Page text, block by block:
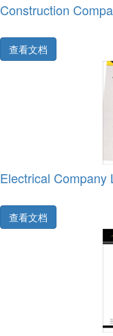
Construction
查看文档
Electrical Company
查看文档